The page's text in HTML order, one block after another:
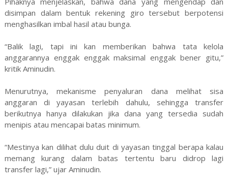
disimpan dalam bentuk rekening giro tersebut berpotensi
menghasilkan imbal hasil atau bunga.
“Balik lagi, tapi ini kan memberikan bahwa tata kelola
anggarannya enggak enggak maksimal enggak bener gitu,”
kritik Aminudin.
Menurutnya, mekanisme penyaluran dana melihat sisa
anggaran di yayasan terlebih dahulu, sehingga transfer
berikutnya hanya dilakukan jika dana yang tersedia sudah
menipis atau mencapai batas minimum.
“Mestinya kan dilihat dulu duit di yayasan tinggal berapa kalau
memang kurang dalam batas tertentu baru didrop lagi
transfer lagi,” ujar Aminudin.